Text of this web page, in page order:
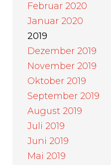
Februar 2020
Januar 2020
2019
Dezember 2019
November 2019
Oktober 2019
September 2019
August 2019
Juli 2019
Juni 2019
Mai 2019